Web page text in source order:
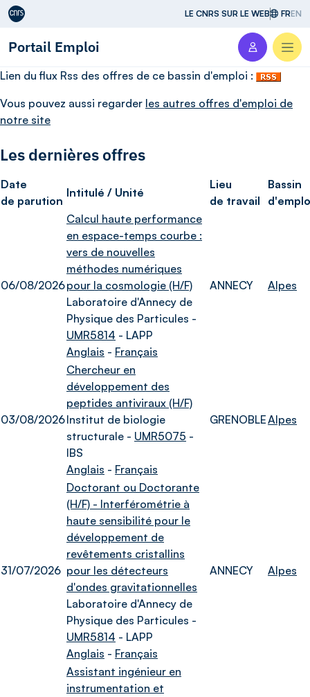
Aller au contenu LE CNRS SUR LE WEB FREN
Portail Emploi
Lien du flux Rss des offres de ce bassin d'emploi :
Vous pouvez aussi regarder les autres offres d'emploi de
notre site
Les dernières offres
Date
de parution
Intitulé / Unité
Lieu
de travail
Bassin
06/08/2026
Calcul haute performance
en espace-temps courbe :
vers de nouvelles
méthodes numériques
pour la cosmologie (H/F)
Laboratoire d'Annecy de
Physique des Particules -
UMR5814 - LAPP
Anglais - Français
ANNECY Alpes
03/08/2026
Chercheur en
développement des
peptides antiviraux (H/F)
Institut de biologie
structurale - UMR5075 -
IBS
Anglais - Français
GRENOBLEAlpes
31/07/2026
Doctorant ou Doctorante
(H/F) - Interférométrie à
haute sensibilité pour le
développement de
revêtements cristallins
pour les détecteurs
d'ondes gravitationnelles
Laboratoire d'Annecy de
Physique des Particules -
UMR5814 - LAPP
Anglais - Français
ANNECY Alpes
Assistant ingénieur en
instrumentation et